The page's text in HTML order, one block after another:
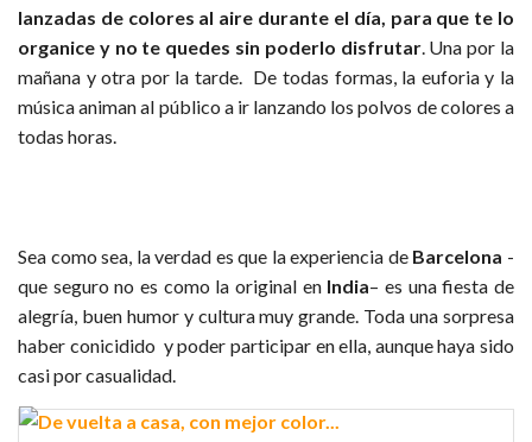
lanzadas de colores al aire durante el día, para que te lo
organice y no te quedes sin poderlo disfrutar. Una por la
mañana y otra por la tarde. De todas formas, la euforia y la
música animan al público a ir lanzando los polvos de colores a
todas horas.
Sea como sea, la verdad es que la experiencia de Barcelona -
que seguro no es como la original en India– es una fiesta de
alegría, buen humor y cultura muy grande. Toda una sorpresa
haber conicidido y poder participar en ella, aunque haya sido
casi por casualidad.